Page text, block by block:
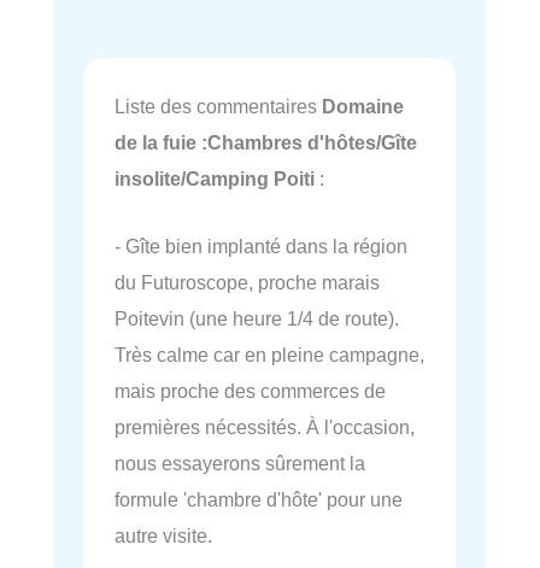
Liste des commentaires Domaine
de la fuie :Chambres d'hôtes/Gîte
insolite/Camping Poiti :
- Gîte bien implanté dans la région
du Futuroscope, proche marais
Poitevin (une heure 1/4 de route).
Très calme car en pleine campagne,
mais proche des commerces de
premières nécessités. À l'occasion,
nous essayerons sûrement la
formule 'chambre d'hôte' pour une
autre visite.